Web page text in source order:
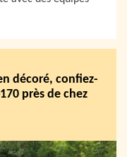
décoré, confiez-
près de chez